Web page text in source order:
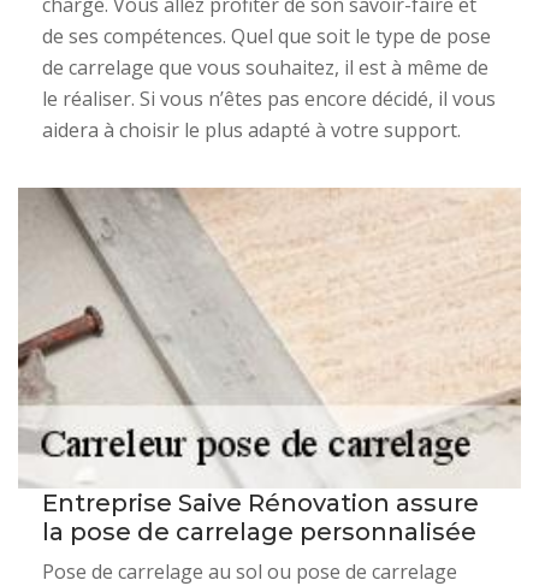
de ses compétences. Quel que soit le type de pose
de carrelage que vous souhaitez, il est à même de
le réaliser. Si vous n’êtes pas encore décidé, il vous
aidera à choisir le plus adapté à votre support.
Entreprise Saive Rénovation assure
la pose de carrelage personnalisée
Pose de carrelage au sol ou pose de carrelage